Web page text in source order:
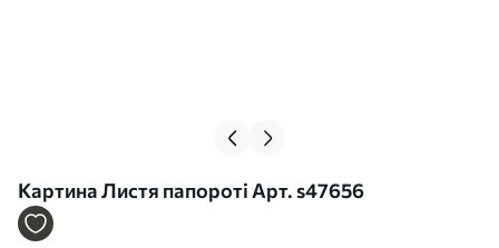
Картина Листя папороті Арт. s47656